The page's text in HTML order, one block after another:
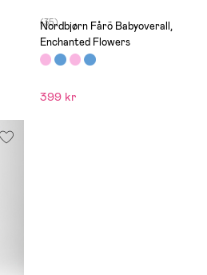
(35)
Nordbjørn Fårö Babyoverall,
Enchanted Flowers
399 kr